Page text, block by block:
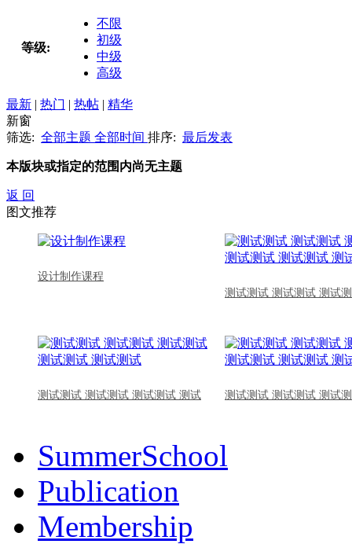
等级:
不限
初级
中级
高级
最新 | 热门 | 热帖 | 精华
新窗
筛选: 全部主题 全部时间 排序: 最后发表
本版块或指定的范围内尚无主题
返 回
图文推荐
设计制作课程
测试测试 测试测试 测试
测试测试 测试测试 测试测试 测试 测试测试 测试测试 测试
SummerSchool
Publication
Membership